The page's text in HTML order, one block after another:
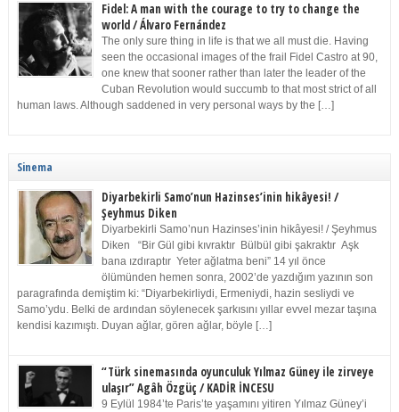
Fidel: A man with the courage to try to change the
world / Álvaro Fernández
The only sure thing in life is that we all must die. Having
seen the occasional images of the frail Fidel Castro at 90,
one knew that sooner rather than later the leader of the
Cuban Revolution would succumb to that most strict of all
human laws. Although saddened in very personal ways by the […]
Sinema
Diyarbekirli Samo’nun Hazinses’inin hikâyesi! /
Şeyhmus Diken
Diyarbekirli Samo’nun Hazinses’inin hikâyesi! / Şeyhmus
Diken “Bir Gül gibi kıvraktır Bülbül gibi şakraktır Aşk
bana ızdıraptır Yeter ağlatma beni” 14 yıl önce
ölümünden hemen sonra, 2002’de yazdığım yazının son
paragrafında demiştim ki: “Diyarbekirliydi, Ermeniydi, hazin sesliydi ve
Samo’ydu. Belki de ardından söylenecek şarkısını yıllar evvel mezar taşına
kendisi kazımıştı. Duyan ağlar, gören ağlar, böyle […]
“Türk sinemasında oyunculuk Yılmaz Güney ile zirveye
ulaşır” Agâh Özgüç / KADİR İNCESU
9 Eylül 1984’te Paris’te yaşamını yitiren Yılmaz Güney’i